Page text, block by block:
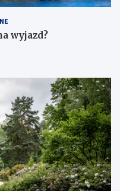
wyjazd?